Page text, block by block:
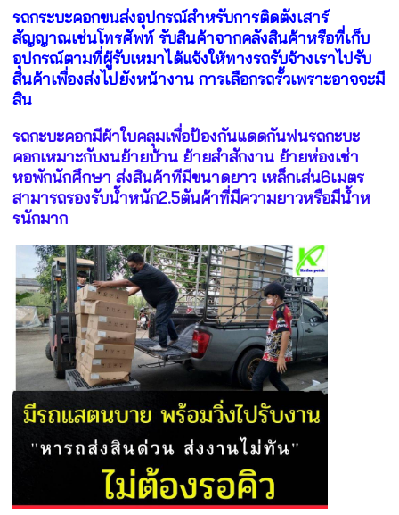
รถกระบะคอกขนส่งอุปกรณ์สำหรับการติดตังเสาร์
สัญญาณเช่นโทรศัพท์ รับสินค้าจากคลังสินค้าหรือที่เก็บ
อุปกรณ์ตามที่ผู้รับเหมาได้แจ้งให้ทางรถรับจ้างเราไปรับ
สินค้าเพื่องส่งไปยังหน้างาน การเลือกรถรั้วเพราะอาจจะมี
สิน
รถกะบะคอกมีผ้าใบคลุมเพื่อป้องกันแดดกันฟนรถกะบะ
คอกเหมาะกับงนย้ายบ้าน ย้ายสำสักงาน ย้ายห่องเช่า
หอพักนักศึกษา ส่งสินค้าทีมีขนาดยาว เหล็กเส่น6เมตร
สามารถรองรับน้ำหนัก2.5ตันค้าที่มีความยาวหรือมีน้ำห
รนักมาก